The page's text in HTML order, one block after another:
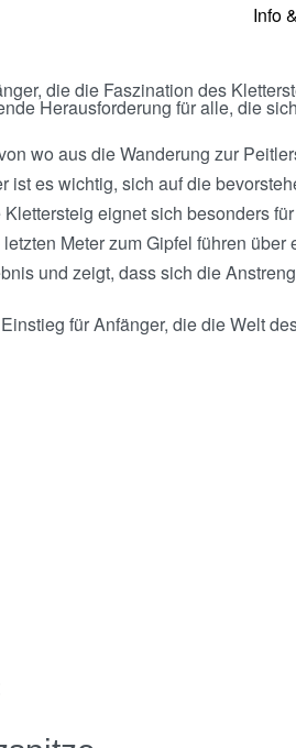
Info
die die Faszination des
Herausforderung für alle, die
wo aus die Wanderung zur
es wichtig, sich auf die
eignet sich besonders
Meter zum Gipfel führen
und zeigt, dass sich die
für Anfänger, die die Welt